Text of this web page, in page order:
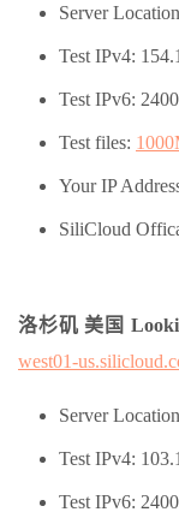
Server
Test IPv4:
Test IPv6:
Test files:
Your IP
SiliCloud
洛杉矶 美国
west01-
Server
Test IPv4:
Test IPv6: